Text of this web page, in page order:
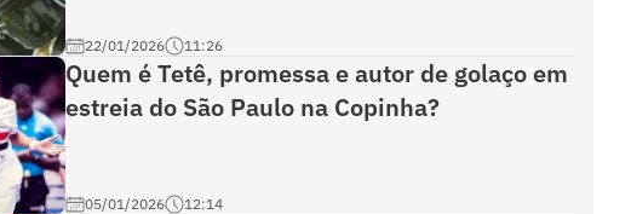
22/01/2026 11:26
Quem é Tetê, promessa e autor de golaço em
estreia do São Paulo na Copinha?
05/01/2026 12:14